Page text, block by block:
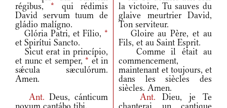
régibus,* qui rédimis
David servum tuum de
gládio malígno.
la victoire, Tu sauves du
glaive meurtrier David,
Ton serviteur.
Glória Patri, et Fílio, *
et Spirítui Sancto.
Gloire au Père, et au
Fils, et au Saint Esprit.
Sicut erat in princípio,
et nunc et semper, * et in
sǽcula sæculórum.
Amen.
Comme il était au
commencement,
maintenant et toujours, et
dans les siècles des
siècles. Amen.
Ant. Deus, cánticum
Ant.Dieu, je Te